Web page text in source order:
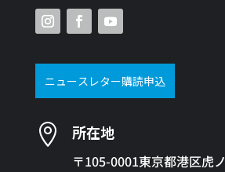
ニュースレター購読申込
 所在地
〒105-0001東京都港区虎